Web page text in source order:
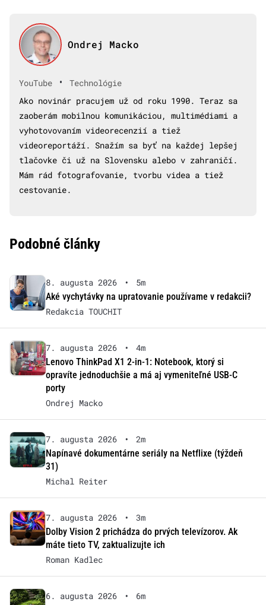
Ondrej Macko
YouTube •
Technológie
Ako novinár pracujem už od roku 1990. Teraz sa
zaoberám mobilnou komunikáciou, multimédiami a
vyhotovovaním videorecenzií a tiež
videoreportáží. Snažím sa byť na každej lepšej
tlačovke či už na Slovensku alebo v zahraničí.
Mám rád fotografovanie, tvorbu videa a tiež
cestovanie.
Podobné články
8. augusta 2026 •
5m
Aké vychytávky na upratovanie používame v redakcii?
Redakcia TOUCHIT
7. augusta 2026 •
4m
Lenovo ThinkPad X1 2-in-1: Notebook, ktorý si
opravíte jednoduchšie a má aj vymeniteľné USB-C
porty
Ondrej Macko
7. augusta 2026 •
2m
Napínavé dokumentárne seriály na Netflixe (týždeň
31)
Michal Reiter
7. augusta 2026 •
3m
Dolby Vision 2 prichádza do prvých televízorov. Ak
máte tieto TV, zaktualizujte ich
Roman Kadlec
6. augusta 2026 •
6m